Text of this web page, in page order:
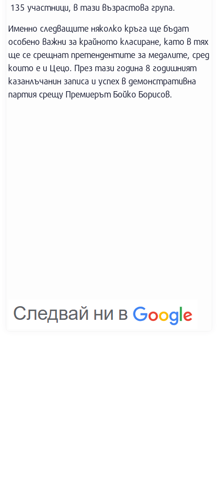
135 участници, в тази възрастова група.
Именно следващите няколко кръга ще бъдат
особено важни за крайното класиране, като в тях
ще се срещнат претендентите за медалите, сред
които е и Цецо. През тази година 8 годишният
казанлъчанин записа и успех в демонстративна
партия срещу Премиерът Бойко Борисов.